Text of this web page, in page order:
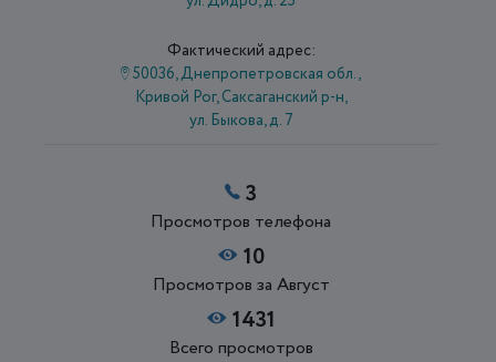
Фактический адрес:
50036, Днепропетровская обл.,
Кривой Рог, Саксаганский р-н,
ул. Быкова, д. 7
3
Просмотров телефона
10
Просмотров за Август
1431
Всего просмотров